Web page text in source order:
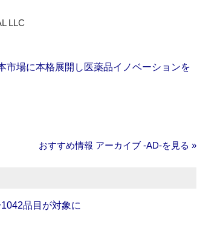
LLC
市場に本格展開し医薬品イノベーションを
おすすめ情報 アーカイブ ‐AD‐を見る »
品目が対象に